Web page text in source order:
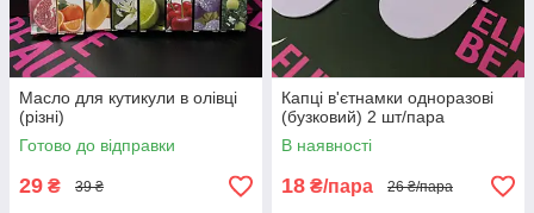
Масло для кутикули в олівці
(різні)
Готово до відправки
29 ₴ 39 ₴
Капці в'єтнамки одноразові
(бузковий) 2 шт/пара
В наявності
18 ₴/пара 26 ₴/пара